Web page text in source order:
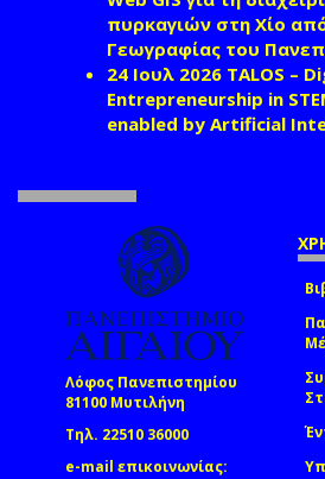
πυρκαγιών στη Χίο
Γεωγραφίας του
24 Ιουλ 2026 TALOS –
Entrepreneurship in
enabled by Artificial
Λόφος Πανεπιστημίου
81100 Μυτιλήνη
Τηλ. 22510 36000
e-mail επικοινωνίας: